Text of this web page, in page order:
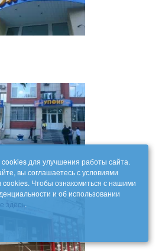
для улучшения работы сайта.
вы соглашаетесь с условиями
Чтобы ознакомиться с нашими
и об использовании
здесь.